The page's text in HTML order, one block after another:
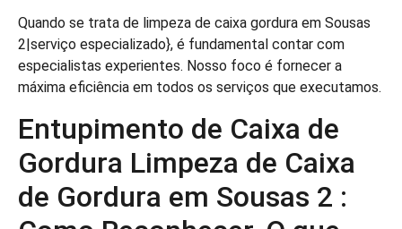
Quando se trata de limpeza de caixa gordura em Sousas
2|serviço especializado}, é fundamental contar com
especialistas experientes. Nosso foco é fornecer a
máxima eficiência em todos os serviços que executamos.
Entupimento de Caixa de
Gordura Limpeza de Caixa
de Gordura em Sousas 2 :